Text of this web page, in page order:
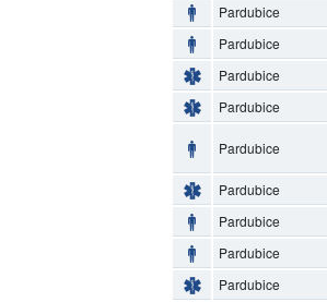
Pardubice
Pardubice
Pardubice
Pardubice
Pardubice
Pardubice
Pardubice
Pardubice
Pardubice